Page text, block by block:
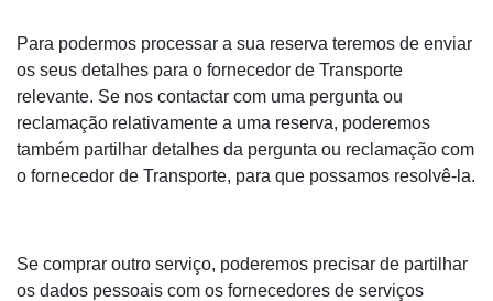
Para podermos processar a sua reserva teremos de enviar
os seus detalhes para o fornecedor de Transporte
relevante. Se nos contactar com uma pergunta ou
reclamação relativamente a uma reserva, poderemos
também partilhar detalhes da pergunta ou reclamação com
o fornecedor de Transporte, para que possamos resolvê-la.
Se comprar outro serviço, poderemos precisar de partilhar
os dados pessoais com os fornecedores de serviços